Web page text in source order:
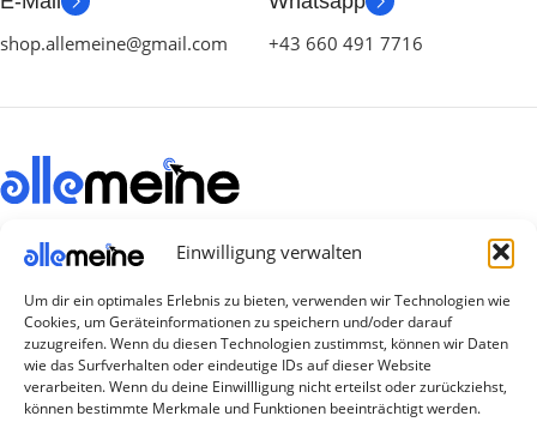
Einwilligung verwalten
Um dir ein optimales Erlebnis zu bieten, verwenden wir Technologien wie
Cookies, um Geräteinformationen zu speichern und/oder darauf
zuzugreifen. Wenn du diesen Technologien zustimmst, können wir Daten
wie das Surfverhalten oder eindeutige IDs auf dieser Website
verarbeiten. Wenn du deine Einwillligung nicht erteilst oder zurückziehst,
können bestimmte Merkmale und Funktionen beeinträchtigt werden.
shop.allemeine@gmail.com
+43 660 491 7716
Die Produkte, die Sie wünschen, aber nicht
erreichen können, sind gleichzeitig mit der
Welt hier.
Abonnieren Sie uns